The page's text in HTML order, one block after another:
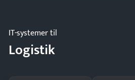
IT-systemer til
Logistik